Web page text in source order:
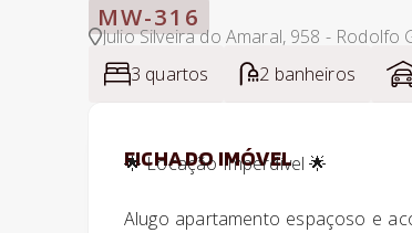
MW-316
Julio Silveira do Amaral, 958 - Rodolfo
3 quartos 2 banheiros
FICHA DO IMÓVEL
🌟 Locação Imperdível 🌟
Alugo apartamento espaçoso e